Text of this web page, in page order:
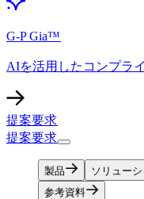
G-P Gia™​​
AIを活用したコンプラ
提案要求​​
提案要求​​
製品​​ ソリュー
参考資料​​